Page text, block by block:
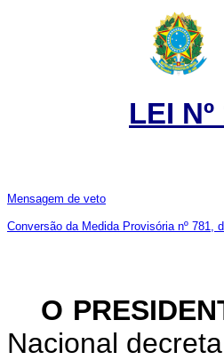
LEI
Mensagem de veto
Conversão da Medida Provisória nº 781,
O
Nacional